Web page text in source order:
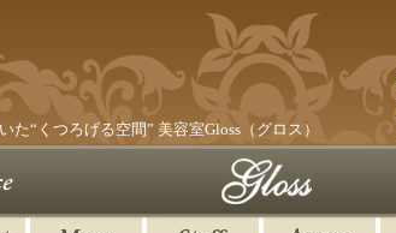
た“くつろげる空間” 美容室Gloss（グロス）